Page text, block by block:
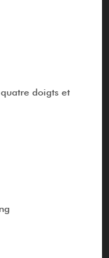
doigts et